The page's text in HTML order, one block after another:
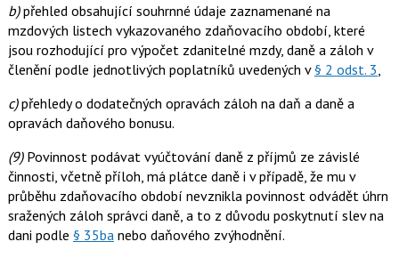
b)přehled obsahující souhrnné údaje zaznamenané na
mzdových listech vykazovaného zdaňovacího období, které
jsou rozhodující pro výpočet zdanitelné mzdy, daně a záloh v
členění podle jednotlivých poplatníků uvedených v§ 2 odst. 3
c)přehledy o dodatečných opravách záloh na daň a daně a
opravách daňového bonusu.
(9)Povinnost podávat vyúčtování daně z příjmů ze závislé
činnosti, včetně příloh, má plátce daně i v případě, že mu v
průběhu zdaňovacího období nevznikla povinnost odvádět úhrn
sražených záloh správci daně, a to z důvodu poskytnutí slev na
dani podle § 35ba nebo daňového zvýhodnění.